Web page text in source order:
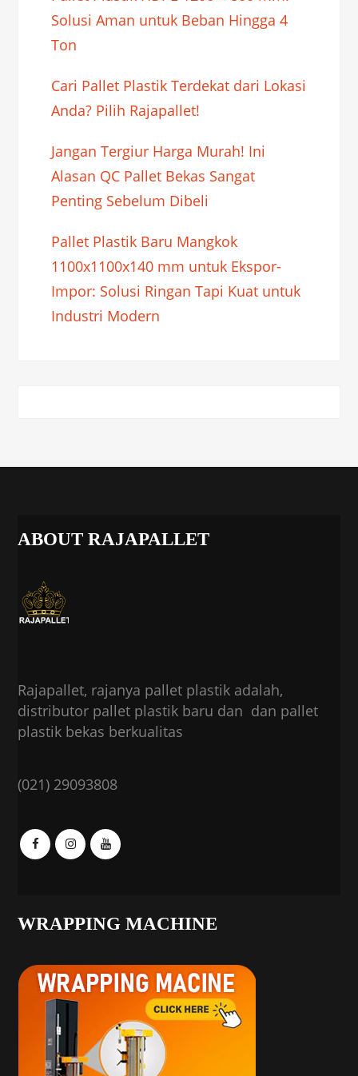
Solusi Aman untuk Beban Hingga 4
Ton
Cari Pallet Plastik Terdekat dari Lokasi
Anda? Pilih Rajapallet!
Jangan Tergiur Harga Murah! Ini
Alasan QC Pallet Bekas Sangat
Penting Sebelum Dibeli
Pallet Plastik Baru Mangkok
1100x1100x140 mm untuk Ekspor-
Impor: Solusi Ringan Tapi Kuat untuk
Industri Modern
ABOUT RAJAPALLET
Rajapallet, rajanya pallet plastik adalah,
distributor pallet plastik baru dan dan pallet
plastik bekas berkualitas
(021) 29093808
WRAPPING MACHINE